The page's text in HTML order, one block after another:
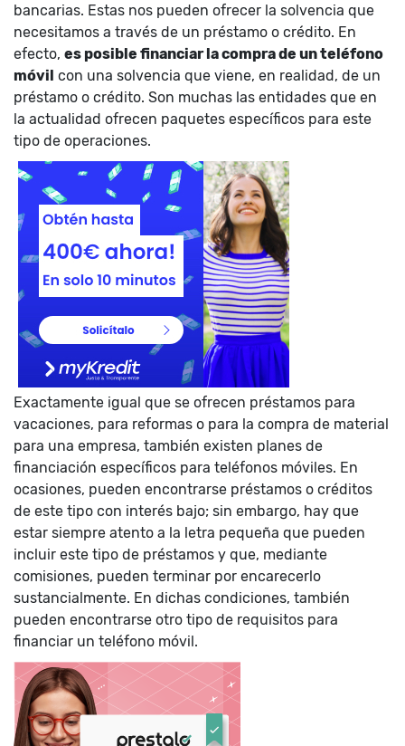
bancarias. Estas nos pueden ofrecer la solvencia que
necesitamos a través de un préstamo o crédito. En
efecto, es posible financiar la compra de un teléfono
móvil con una solvencia que viene, en realidad, de un
préstamo o crédito. Son muchas las entidades que en
la actualidad ofrecen paquetes específicos para este
tipo de operaciones.
Exactamente igual que se ofrecen préstamos para
vacaciones, para reformas o para la compra de material
para una empresa, también existen planes de
financiación específicos para teléfonos móviles. En
ocasiones, pueden encontrarse préstamos o créditos
de este tipo con interés bajo; sin embargo, hay que
estar siempre atento a la letra pequeña que pueden
incluir este tipo de préstamos y que, mediante
comisiones, pueden terminar por encarecerlo
sustancialmente. En dichas condiciones, también
pueden encontrarse otro tipo de requisitos para
financiar un teléfono móvil.